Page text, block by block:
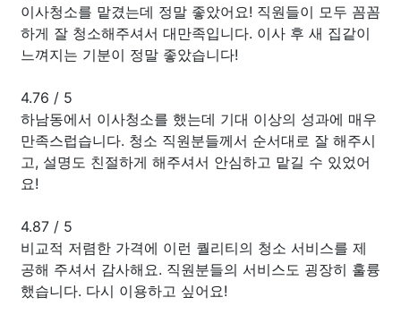
이사청소를 맡겼는데 정말 좋았어요! 직원들이 모두 꼼꼼
하게 잘 청소해주셔서 대만족입니다. 이사 후 새 집같이
느껴지는 기분이 정말 좋았습니다!
4.76 / 5
하남동에서 이사청소를 했는데 기대 이상의 성과에 매우
만족스럽습니다. 청소 직원분들께서 순서대로 잘 해주시
고, 설명도 친절하게 해주셔서 안심하고 맡길 수 있었어
요!
4.87 / 5
비교적 저렴한 가격에 이런 퀄리티의 청소 서비스를 제
공해 주셔서 감사해요. 직원분들의 서비스도 굉장히 훌륭
했습니다. 다시 이용하고 싶어요!